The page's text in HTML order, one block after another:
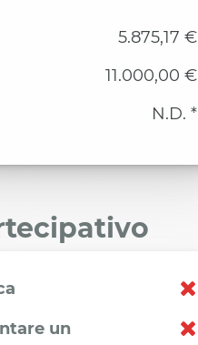
5.875,17 €
11.000,00 €
N.D. *
un